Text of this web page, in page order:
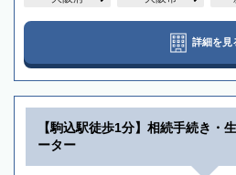
詳細を見
【駒込駅徒歩1分】相続手続き・
ーター